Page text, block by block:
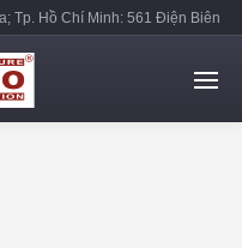
Tp. Hồ Chí Minh: 561 Điện Biên